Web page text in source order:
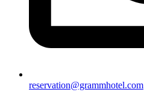
reservation@grammhotel.com